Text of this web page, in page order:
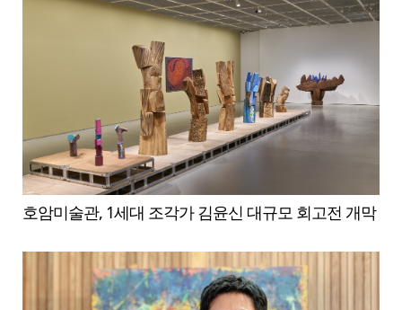
호암미술관, 1세대 조각가 김윤신 대규모 회고전 개막